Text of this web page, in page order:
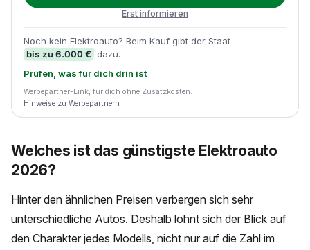
Erst informieren
Noch kein Elektroauto? Beim Kauf gibt der Staat
bis zu 6.000 € dazu.
Prüfen, was für dich drin ist
Werbepartner-Link, für dich ohne Zusatzkosten.
Hinweise zu Werbepartnern
Welches ist das günstigste Elektroauto
2026?
Hinter den ähnlichen Preisen verbergen sich sehr
unterschiedliche Autos. Deshalb lohnt sich der Blick auf
den Charakter jedes Modells, nicht nur auf die Zahl im